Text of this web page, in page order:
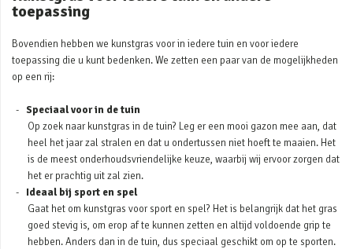
toepassing
Bovendien hebben we kunstgras voor in iedere tuin en voor iedere
toepassing die u kunt bedenken. We zetten een paar van de mogelijkheden
op een rij:
Speciaal voor in de tuin
Op zoek naar kunstgras in de tuin? Leg er een mooi gazon mee aan, dat
heel het jaar zal stralen en dat u ondertussen niet hoeft te maaien. Het
is de meest onderhoudsvriendelijke keuze, waarbij wij ervoor zorgen dat
het er prachtig uit zal zien.
Ideaal bij sport en spel
Gaat het om kunstgras voor sport en spel? Het is belangrijk dat het gras
goed stevig is, om erop af te kunnen zetten en altijd voldoende grip te
hebben. Anders dan in de tuin, dus speciaal geschikt om op te sporten.